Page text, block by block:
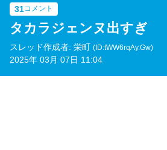
31コメント
タカラジェンヌ出すぎ
スレッド作成者: 栄町 (ID:tWW6rqAy.Gw)
2025年 03月 07日 11:04